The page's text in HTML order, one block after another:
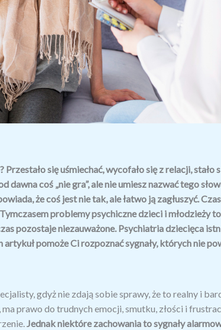
się uśmiechać, wycofało się z relacji, stało
dawna coś „nie gra”, ale nie umiesz nazwać tego
że coś jest nie tak, ale łatwo ją zagłuszyć.
problemy psychiczne dzieci i młodzieży
pozostaje niezauważone. Psychiatria dziecięca
pomoże Ci rozpoznać sygnały, których nie
gdyż nie zdają sobie sprawy, że to realny i
prawo do trudnych emocji, smutku, złości i
Jednak niektóre zachowania to sygnały